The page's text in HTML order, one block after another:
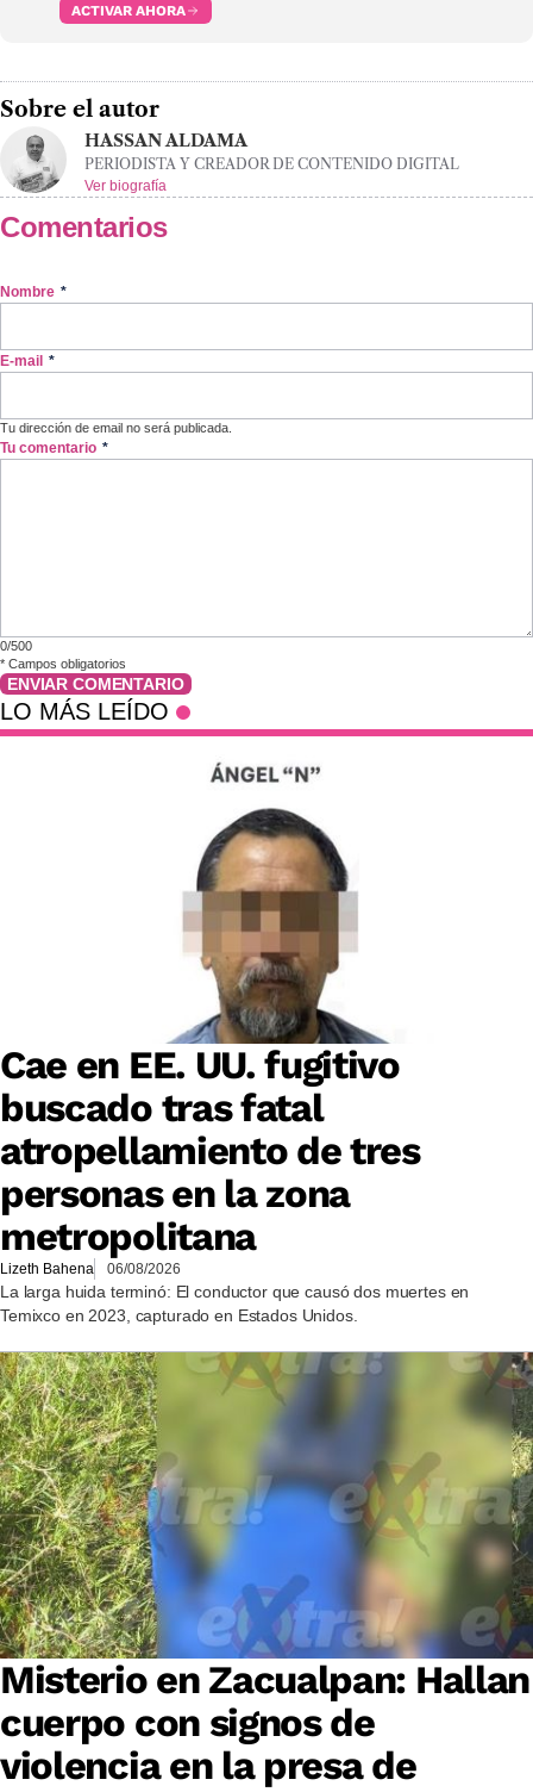
ACTIVAR AHORA
Sobre el autor
HASSAN ALDAMA
PERIODISTA Y CREADOR DE CONTENIDO DIGITAL
Ver biografía
Comentarios
Nombre *
E-mail *
Tu dirección de email no será publicada.
Tu comentario *
0/500
* Campos obligatorios
ENVIAR COMENTARIO
LO MÁS LEÍDO
Cae en EE. UU. fugitivo
buscado tras fatal
atropellamiento de tres
personas en la zona
metropolitana
Lizeth Bahena 06/08/2026
La larga huida terminó: El conductor que causó dos muertes en
Temixco en 2023, capturado en Estados Unidos.
Misterio en Zacualpan: Hallan
cuerpo con signos de
violencia en la presa de